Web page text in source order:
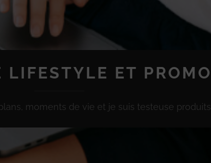
LIFESTYLE ET PROMO
moments de vie et je suis testeuse produits.